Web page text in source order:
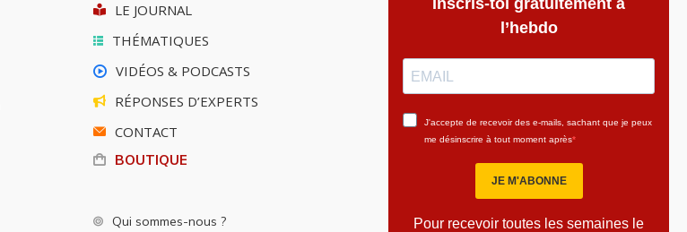
LE JOURNAL
THÉMATIQUES
VIDÉOS & PODCASTS
RÉPONSES D’EXPERTS
CONTACT
BOUTIQUE
Qui sommes-nous ?